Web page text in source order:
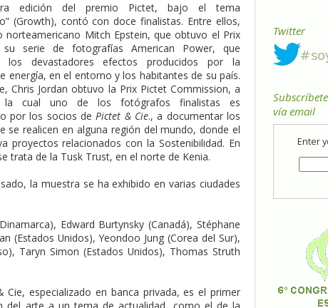
edición del premio Pictet, bajo el tema
(Growth), contó con doce finalistas. Entre ellos,
norteamericano Mitch Epstein, que obtuvo el Prix
serie de fotografías American Power, que
los devastadores efectos producidos por la
energía, en el entorno y los habitantes de su país.
Chris Jordan obtuvo la Prix Pictet Commission, a
la cual uno de los fotógrafos finalistas es
por los socios dePictet & Cie., a documentar los
se realicen en alguna región del mundo, donde el
proyectos relacionados con la Sostenibilidad. En
trata de la Tusk Trust, en el norte de Kenia.
la muestra se ha exhibido en varias ciudades
Edward Burtynsky (Canadá), Stéphane
(Estados Unidos), Yeondoo Jung (Corea del Sur),
Taryn Simon (Estados Unidos), Thomas Struth
especializado en banca privada, es el primer
Twitter
vía email
Enter